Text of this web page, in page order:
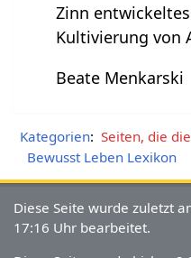
Zinn
Kultivierung von
Beate Menkarski
Kategorien: Seiten, die
Bewusst Leben Lexikon
Diese Seite wurde zuletzt
17:16 Uhr bearbeitet.